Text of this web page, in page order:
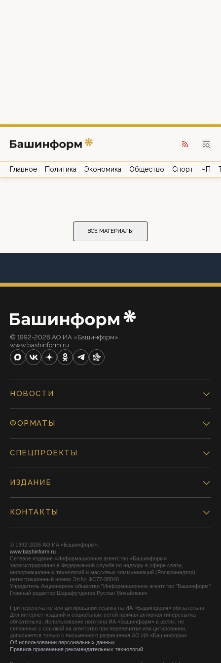
Главное Политика Экономика Общество Спорт ЧП
ВСЕ МАТЕРИАЛЫ
© 1992-2026 АО ИА «Башинформ».
www.bashinform.ru
НОВОСТИ
ФОРМАТЫ
СПЕЦПРОЕКТЫ
ИЗДАНИЕ
КОНТАКТЫ
© 1992-2026 АО ИА «Башинформ».
www.bashinform.ru
Сетевое издание «Информационное агентство «Башинформ»
зарегистрировано в Федеральной службе по надзору в сфере связи,
информационных технологий и массовых коммуникаций (Роскомнадзор),
регистрационный номер Эл № ФС77-88040
Учредитель Акционерное общество "Информационное агентство "Башинформ"
Главный редактор Шарафутдинов Руслан Михайлович
При перепечатке или цитировании ссылка на ИА «Башинформ» обязательна.
Для интернет-изданий и социальных сетей прямая активная гиперссылка
обязательна. Использование логотипа ИА «Башинформ» в целях, не
связанных с ссылкой на агентство при перепечатке или цитировании,
допускается только с письменного разрешения АО ИА «Башинформ».
Об использовании персональных данных
Правила применения рекомендательных технологий